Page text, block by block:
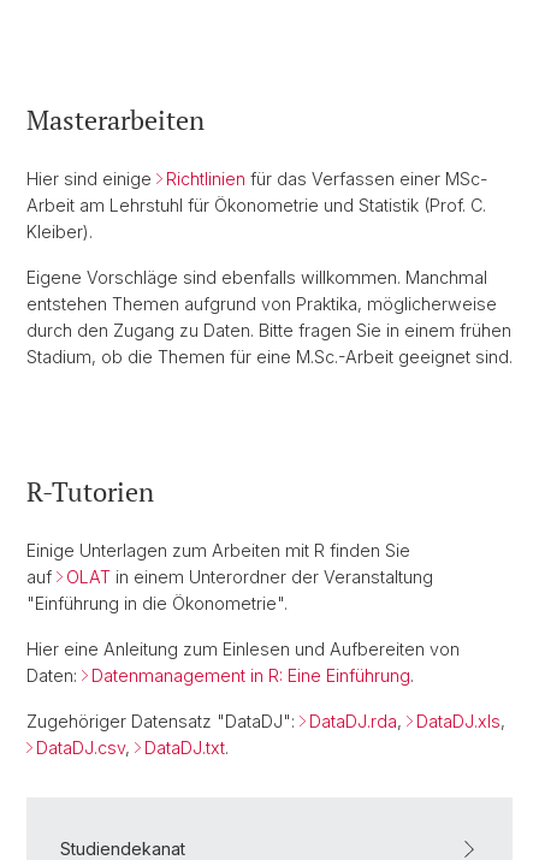
Masterarbeiten
Hier sind einige Richtlinien für das Verfassen einer MSc-
Arbeit am Lehrstuhl für Ökonometrie und Statistik (Prof. C.
Kleiber).
Eigene Vorschläge sind ebenfalls willkommen. Manchmal
entstehen Themen aufgrund von Praktika, möglicherweise
durch den Zugang zu Daten. Bitte fragen Sie in einem frühen
Stadium, ob die Themen für eine M.Sc.-Arbeit geeignet sind.
R-Tutorien
Einige Unterlagen zum Arbeiten mit R finden Sie
auf
OLAT in einem Unterordner der Veranstaltung
"Einführung in die Ökonometrie".
Hier eine Anleitung zum Einlesen und Aufbereiten von
Daten:
Datenmanagement in R: Eine Einführung.
Zugehöriger Datensatz "DataDJ": DataDJ.rda, DataDJ.xls,
DataDJ.csv, DataDJ.txt.
Studiendekanat